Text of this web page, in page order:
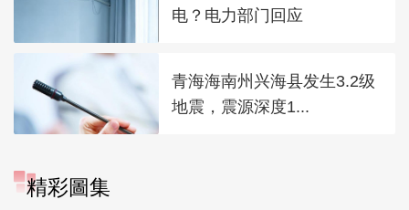
电？电力部门回应
青海海南州兴海县发生3.2级
地震，震源深度1...
精彩圖集